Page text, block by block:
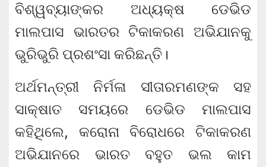
ବିଶ୍ୱବ୍ୟାଙ୍କର ଅଧ୍ୟକ୍ଷ ଡେଭିଡ
ମାଲପାସ ଭାରତର ଟିକାକରଣ ଅଭିଯାନକୁ
ଭୁରିଭୁରି ପ୍ରଶଂସା କରିଛନ୍ତି।
ଅର୍ଥମନ୍ତ୍ରୀ ନିର୍ମଳା ସୀତାରମଣଙ୍କ ସହ
ସାକ୍ଷାତ ସମୟରେ ଡେଭିଡ ମାଲପାସ
କହିଥିଲେ, କରୋନା ବିରୋଧରେ ଟିକାକରଣ
ଅଭିଯାନରେ ଭାରତ ବହୁତ ଭଲ କାମ